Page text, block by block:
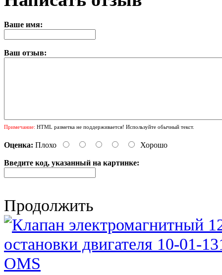
Ваше имя:
Ваш отзыв:
Примечание: HTML разметка не поддерживается! Используйте обычный текст.
Оценка: Плохо Хорошо
Введите код, указанный на картинке:
Продолжить